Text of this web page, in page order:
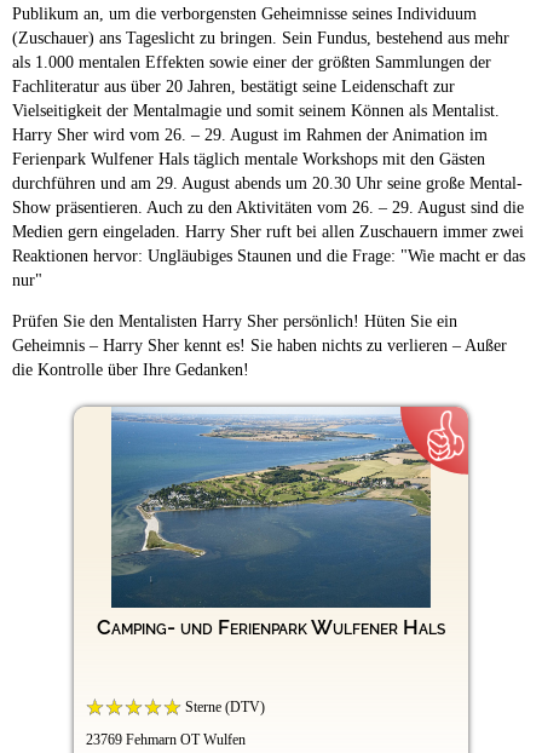
Publikum an, um die verborgensten Geheimnisse seines Individuum
(Zuschauer) ans Tageslicht zu bringen. Sein Fundus, bestehend aus mehr
als 1.000 mentalen Effekten sowie einer der größten Sammlungen der
Fachliteratur aus über 20 Jahren, bestätigt seine Leidenschaft zur
Vielseitigkeit der Mentalmagie und somit seinem Können als Mentalist.
Harry Sher wird vom 26. – 29. August im Rahmen der Animation im
Ferienpark Wulfener Hals täglich mentale Workshops mit den Gästen
durchführen und am 29. August abends um 20.30 Uhr seine große Mental-
Show präsentieren. Auch zu den Aktivitäten vom 26. – 29. August sind die
Medien gern eingeladen. Harry Sher ruft bei allen Zuschauern immer zwei
Reaktionen hervor: Ungläubiges Staunen und die Frage: "Wie macht er das
nur"
Prüfen Sie den Mentalisten Harry Sher persönlich! Hüten Sie ein
Geheimnis – Harry Sher kennt es! Sie haben nichts zu verlieren – Außer
die Kontrolle über Ihre Gedanken!
Camping- und Ferienpark Wulfener Hals
Sterne (DTV)
23769 Fehmarn OT Wulfen